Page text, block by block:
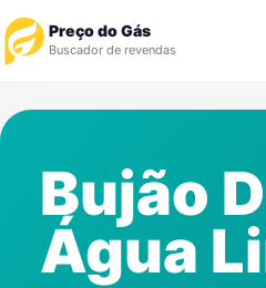
Preço do Gás
Buscador de revendas
Revendedor
Notícias
Bujão
Água